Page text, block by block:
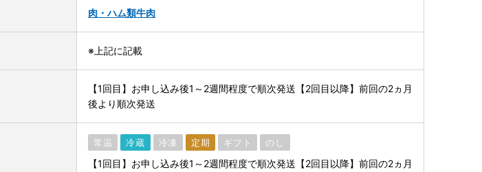
肉・ハム類牛肉
※上記に記載
【1回目】お申し込み後1～2週間程度で順次発送【2回目以降】前回の2ヵ月
後より順次発送
常温 冷蔵 冷凍 定期 ギフト のし
【1回目】お申し込み後1～2週間程度で順次発送【2回目以降】前回の2ヵ月